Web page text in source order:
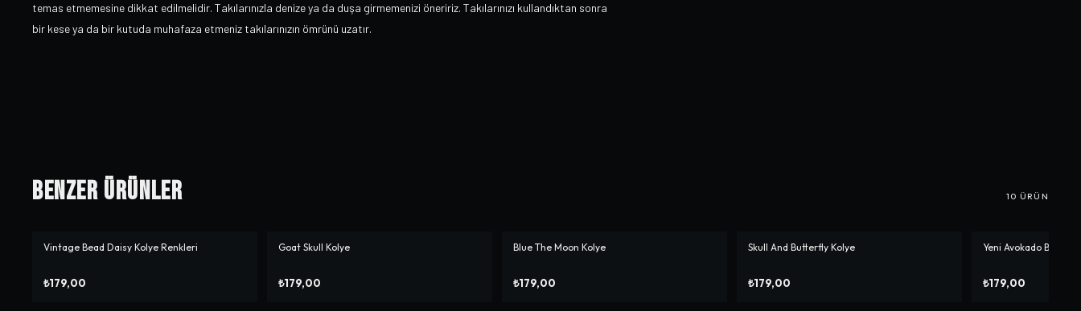
temas etmemesine dikkat edilmelidir. Takılarınızla denize ya da duşa girmemenizi öneririz. Takılarınızı kullandıktan sonra
bir kese ya da bir kutuda muhafaza etmeniz takılarınızın ömrünü uzatır.
Benzer Ürünler 10 ÜRÜN
Vintage Bead Daisy Kolye Renkleri
₺179,00
Goat Skull Kolye
₺179,00
Blue The Moon Kolye
₺179,00
Skull And Butterfly Kolye
₺179,00
Yeni Avokado Bff
₺179,00